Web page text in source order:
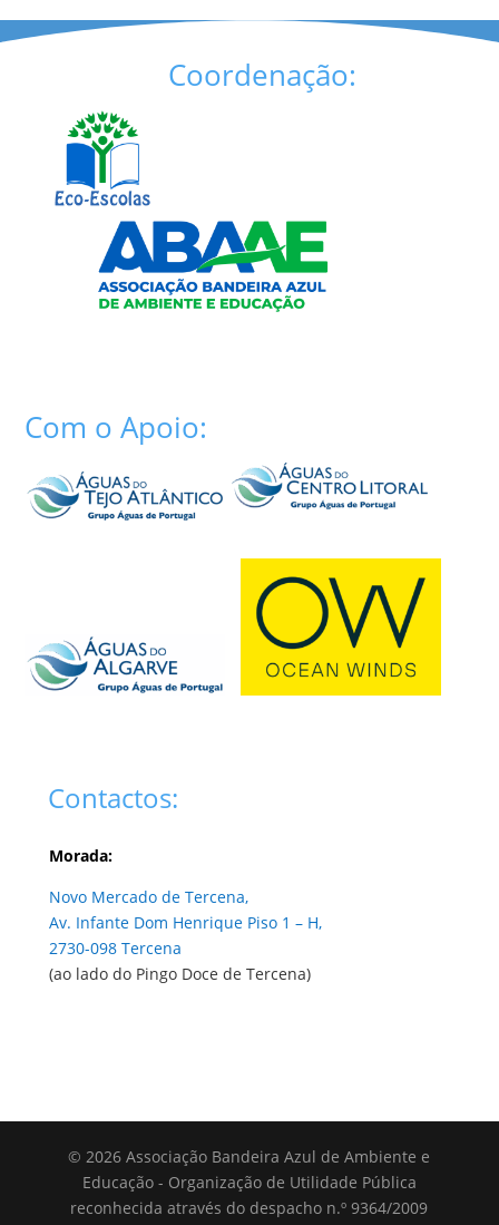
Coordenação:
Com o Apoio:
Contactos:
Morada:
Novo Mercado de Tercena,
Av. Infante Dom Henrique Piso 1 – H,
2730-098 Tercena
(ao lado do Pingo Doce de Tercena)
© 2026 Associação Bandeira Azul de Ambiente e
Educação - Organização de Utilidade Pública
reconhecida através do despacho n.º 9364/2009